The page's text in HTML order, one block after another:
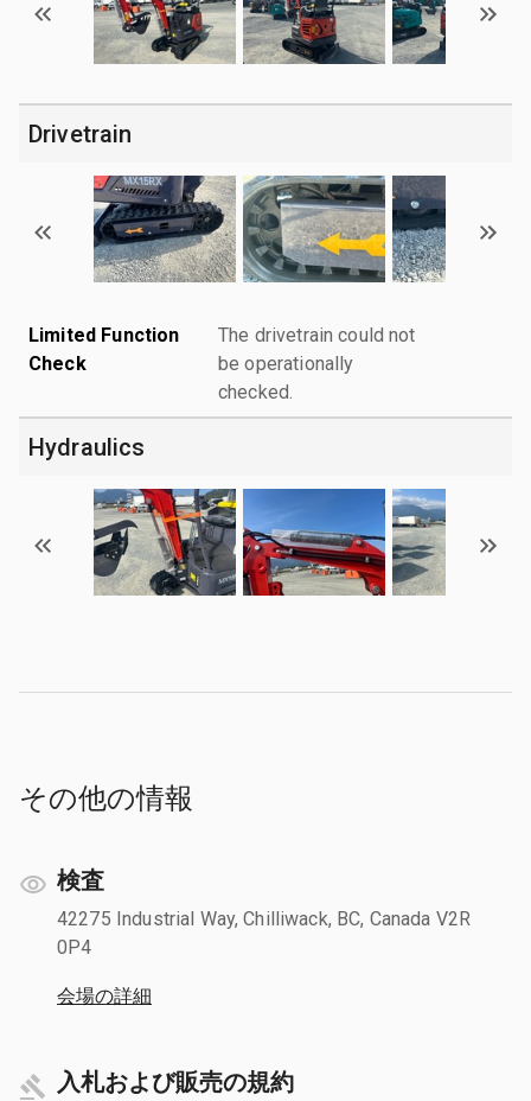
Drivetrain
Limited Function
Check
The drivetrain could not
be operationally
checked.
Hydraulics
その他の情報
検査
42275 Industrial Way, Chilliwack, BC, Canada V2R
0P4
会場の詳細
入札および販売の規約